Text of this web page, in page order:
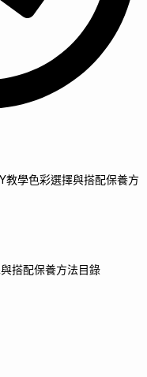
教學色彩選擇與搭配保養方
搭配保養方法目錄